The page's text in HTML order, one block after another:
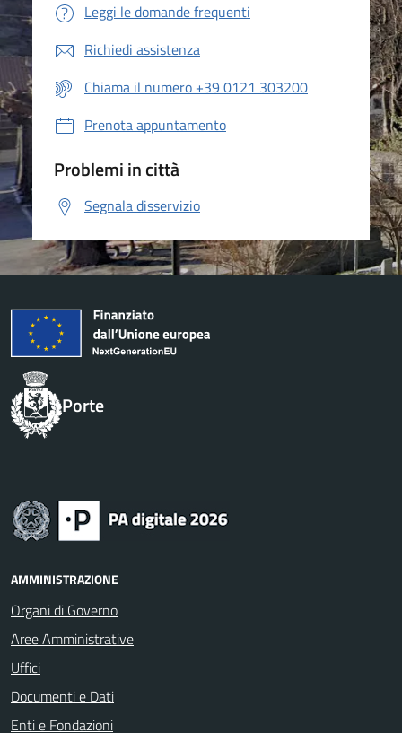
Leggi le domande frequenti
Richiedi assistenza
Chiama il numero +39 0121 303200
Prenota appuntamento
Problemi in città
Segnala disservizio
Porte
AMMINISTRAZIONE
Organi di Governo
Aree Amministrative
Uffici
Documenti e Dati
Enti e Fondazioni